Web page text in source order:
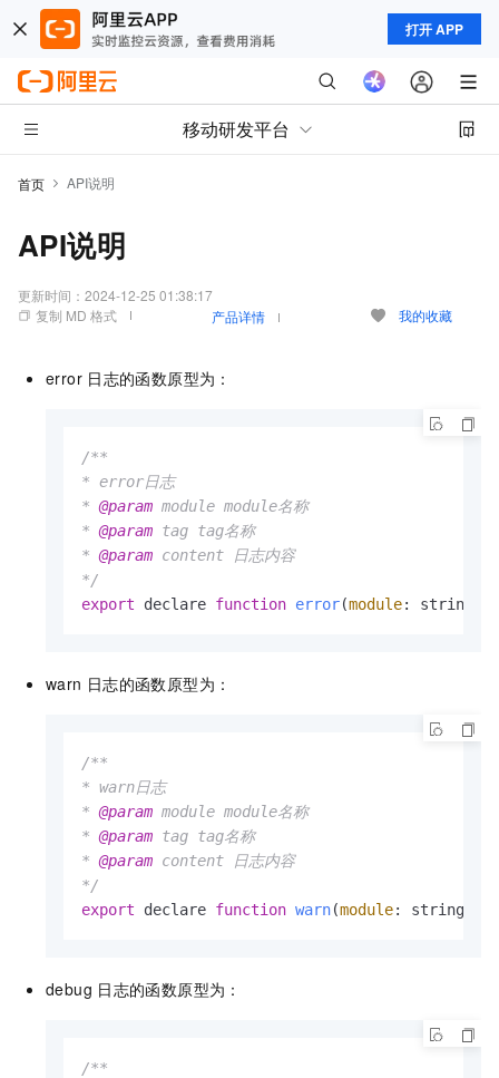
打开 APP
移动研发平台
首页 API说明
API说明
更新时间： 2024-12-25 01:38:17
复制 MD 格式
产品详情 我的收藏
error 日志的函数原型为：
/**
* error日志
* @param module module名称
* @param tag tag名称
* @param content 日志内容
*/
export declare function error(module: string,
warn 日志的函数原型为：
/**
* warn日志
* @param module module名称
* @param tag tag名称
* @param content 日志内容
*/
export declare function warn(module: string,
debug 日志的函数原型为：
/**